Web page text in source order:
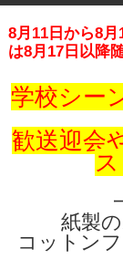
8月11日から8
は8月17日以降
学校シー
歓送迎会
ス
紙製
コットン